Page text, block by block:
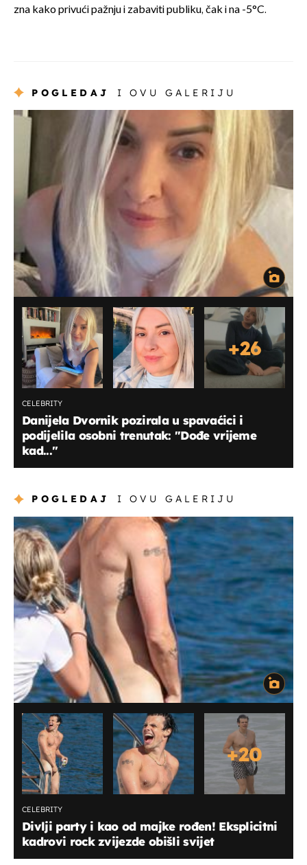
zna kako privući pažnju i zabaviti publiku, čak i na -5°C.
POGLEDAJ I OVU GALERIJU
+26
CELEBRITY
Danijela Dvornik pozirala u spavaćici i
podijelila osobni trenutak: "Dođe vrijeme
kad..."
POGLEDAJ I OVU GALERIJU
+20
CELEBRITY
Divlji party i kao od majke rođen! Eksplicitni
kadrovi rock zvijezde obišli svijet